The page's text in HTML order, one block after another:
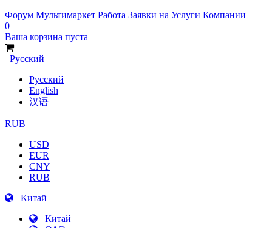
Форум Мультимаркет Работа Заявки на Услуги Компании
0
Ваша корзина пуста
Русский
Русский
English
汉语
RUB
USD
EUR
CNY
RUB
Китай
Китай